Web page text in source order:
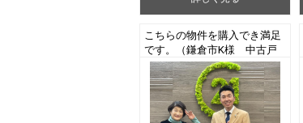
こちらの物件を購入でき満足
です。（鎌倉市K様 中古戸
建てご売却）